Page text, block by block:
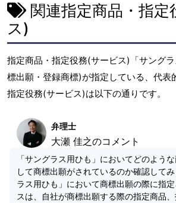
関連指定商品・指定
ス)
指定商品・指定役務(サービス)「サング
標出願・登録商標)が指定している、代表
指定役務(サービス)は以下の通りです。
弁理士
大瀬 佳之のコメント
「サングラス用ひも」においてどのよう
して商標出願がされているのか確認して
ラス用ひも」において商標出願の際に指
スは、自社が商標出願する際の指定商品